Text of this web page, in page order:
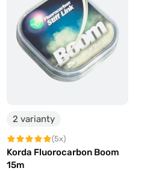
2 varianty
(5x)
Korda Fluorocarbon Boom
15m